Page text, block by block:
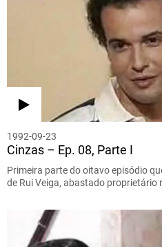
1992-09-23
Cinzas – Ep. 08, Parte I
Primeira parte do oitavo episódio
de Rui Veiga, abastado proprietário